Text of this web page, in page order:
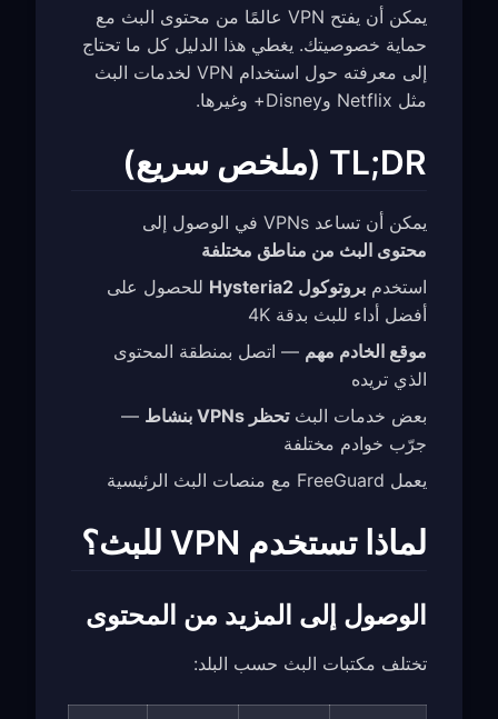
يمكن أن يفتح VPN عالمًا من محتوى البث مع
حماية خصوصيتك. يغطي هذا الدليل كل ما تحتاج
إلى معرفته حول استخدام VPN لخدمات البث
مثل Netflix وDisney+ وغيرها.
TL;DR (ملخص سريع)
يمكن أن تساعد VPNs في الوصول إلى
محتوى البث من مناطق مختلفة
استخدم بروتوكول Hysteria2
للحصول على
أفضل أداء للبث بدقة 4K
موقع الخادم مهم — اتصل بمنطقة المحتوى
الذي تريده
بعض خدمات البثتحظر VPNs بنشاط
—
جرّب خوادم مختلفة
يعمل FreeGuard مع منصات البث الرئيسية
لماذا تستخدم VPN للبث؟
الوصول إلى المزيد من المحتوى
تختلف مكتبات البث حسب البلد: